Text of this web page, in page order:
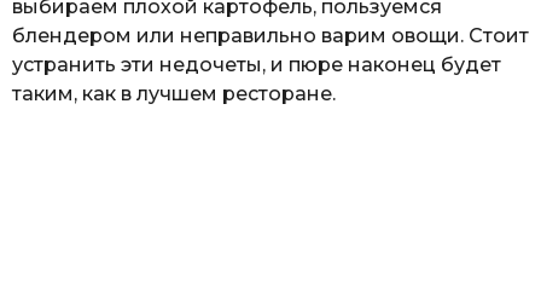
выбираем плохой картофель, пользуемся
блендером или неправильно варим овощи. Стоит
устранить эти недочеты, и пюре наконец будет
таким, как в лучшем ресторане.